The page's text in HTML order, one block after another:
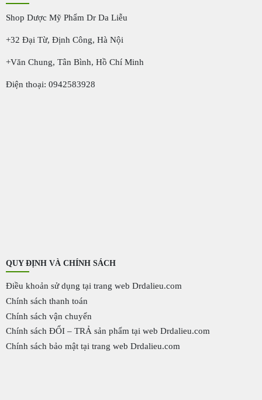
Shop Dược Mỹ Phẩm Dr Da Liễu
+32 Đại Từ, Định Công, Hà Nội
+Văn Chung, Tân Bình, Hồ Chí Minh
Điện thoại: 0942583928
QUY ĐỊNH VÀ CHÍNH SÁCH
Điều khoản sử dụng tại trang web Drdalieu.com
Chính sách thanh toán
Chính sách vận chuyển
Chính sách ĐỔI – TRẢ sản phẩm tại web Drdalieu.com
Chính sách bảo mật tại trang web Drdalieu.com